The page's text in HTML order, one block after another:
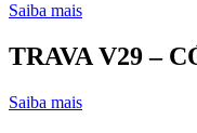
Saiba mais
TRAVA V29 –
Saiba mais